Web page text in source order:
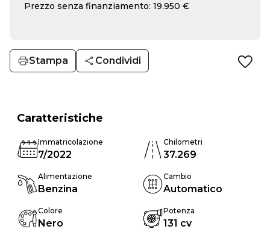
Prezzo senza finanziamento: 19.950 €
Stampa Condividi
Caratteristiche
Immatricolazione
7/2022
Chilometri
37.269
Alimentazione
Benzina
Cambio
Automatico
Colore
Nero
Potenza
131 cv